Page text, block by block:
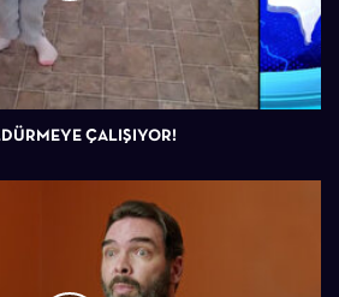
ÇALIŞIYOR!